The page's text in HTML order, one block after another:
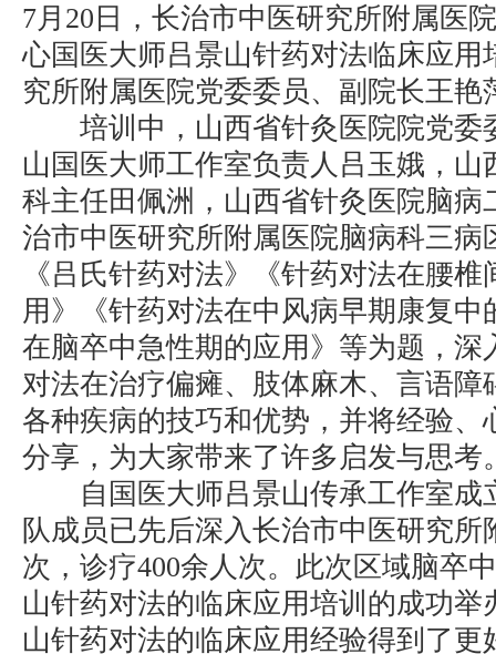
7月20日，长治市中医研究所附属医
心国医大师吕景山针药对法临床应用
究所附属医院党委委员、副院长王艳
培训中，山西省针灸医院院党委
山国医大师工作室负责人吕玉娥，山
科主任田佩洲，山西省针灸医院脑病
治市中医研究所附属医院脑病科三病
《吕氏针药对法》《针药对法在腰
用》《针药对法在中风病早期康复中
在脑卒中急性期的应用》等为题，深
对法在治疗偏瘫、肢体麻木、言语障
各种疾病的技巧和优势，并将经验、
分享，为大家带来了许多启发与思考
自国医大师吕景山传承工作室成
队成员已先后深入长治市中医研究所
次，诊疗400余人次。此次区域脑卒
山针药对法的临床应用培训的成功举
山针药对法的临床应用经验得到了更